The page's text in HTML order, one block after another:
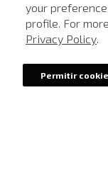
your
profile. For
Privacy Policy.
Permitir